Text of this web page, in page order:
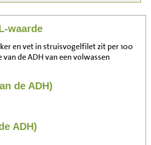
waarde
en vet in struisvogelfilet zit per 100
de ADH van een volwassen
de ADH)
ADH)